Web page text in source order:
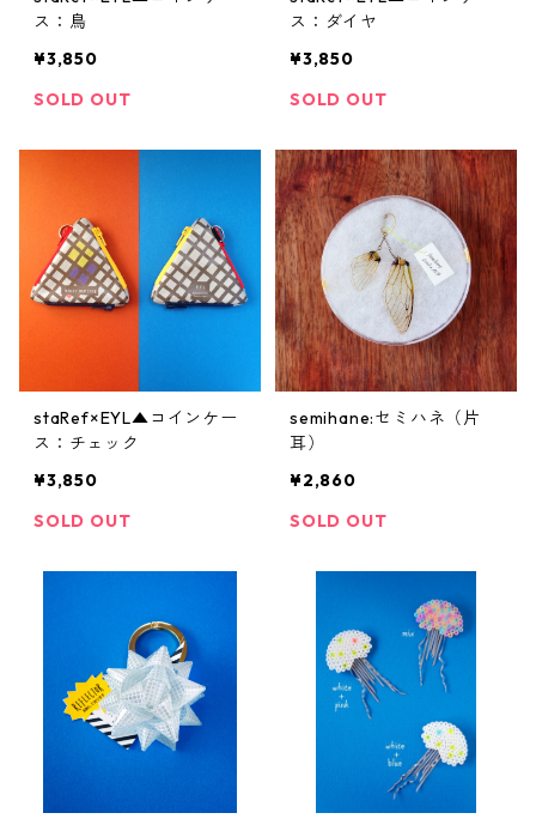
ス：鳥
¥3,850
SOLD OUT
ス：ダイヤ
¥3,850
SOLD OUT
staRef×EYL▲コインケー
ス：チェック
¥3,850
SOLD OUT
semihane:セミハネ（片
耳）
¥2,860
SOLD OUT